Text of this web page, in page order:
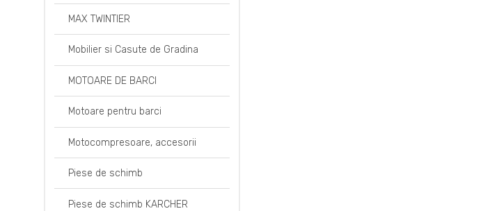
MAX TWINTIER
Mobilier si Casute de Gradina
MOTOARE DE BARCI
Motoare pentru barci
Motocompresoare, accesorii
Piese de schimb
Piese de schimb KARCHER